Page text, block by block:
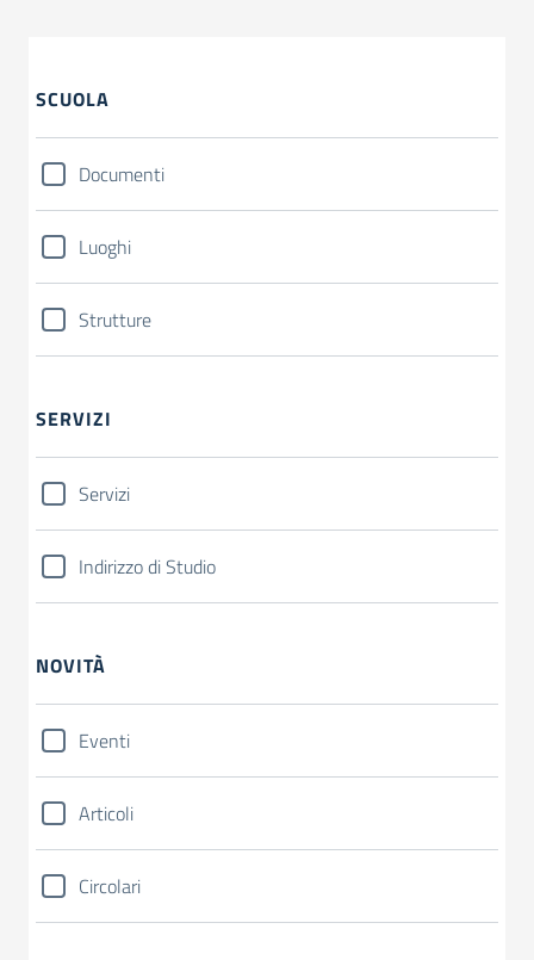
SCUOLA
Documenti
Luoghi
Strutture
SERVIZI
Servizi
Indirizzo di Studio
NOVITÀ
Eventi
Articoli
Circolari